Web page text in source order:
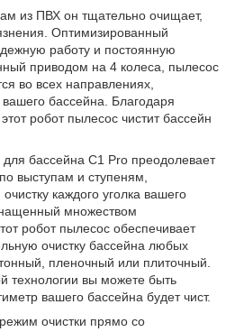
из ПВХ он тщательно очищает,
Оптимизированный
работу и постоянную
приводом на 4 колеса, пылесос
во всех направлениях,
бассейна. Благодаря
робот пылесос чистит бассейн
бассейна C1 Pro преодолевает
выступам и ступеням,
каждого уголка вашего
множеством
робот пылесос обеспечивает
очистку бассейна любых
пленочный или плиточный.
технологии вы можете быть
вашего бассейна будет чист.
очистки прямо со